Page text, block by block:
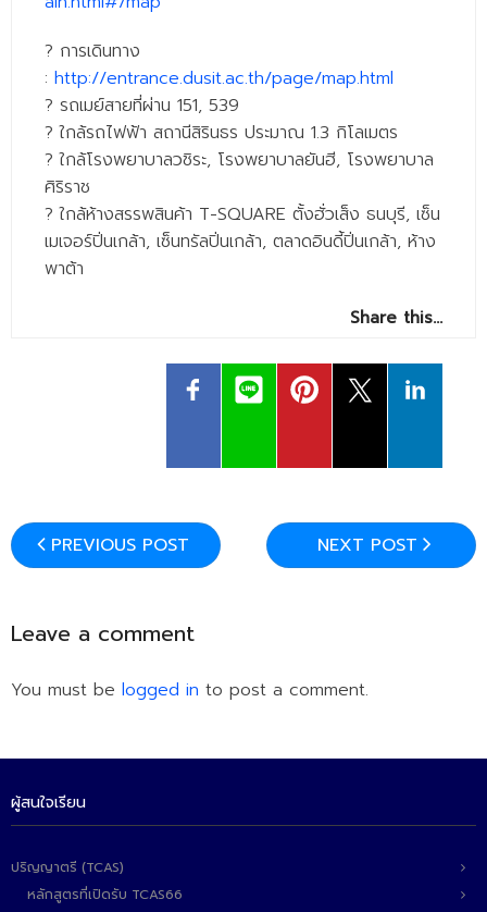
? การเดินทาง
: http://entrance.dusit.ac.th/page/map.html
? รถเมย์สายที่ผ่าน 151, 539
? ใกล้รถไฟฟ้า สถานีสิรินธร ประมาณ 1.3 กิโลเมตร
? ใกล้โรงพยาบาลวชิระ, โรงพยาบาลยันฮี, โรงพยาบาล
ศิริราช
? ใกล้ห้างสรรพสินค้า T-SQUARE ตั้งฮั่วเส็ง ธนบุรี, เซ็น
เมเจอร์ปิ่นเกล้า, เซ็นทรัลปิ่นเกล้า, ตลาดอินดี้ปิ่นเกล้า, ห้าง
พาต้า
Share this…
PREVIOUS POST NEXT POST
Leave a comment
You must be logged in to post a comment.
ผู้สนใจเรียน
ปริญญาตรี (TCAS)
หลักสูตรที่เปิดรับ TCAS66